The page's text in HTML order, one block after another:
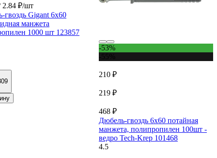
2.84 ₽/шт
гвоздь Gigant 6x60
манжета
1000 шт 123857
-53%
210 ₽
219 ₽
468 ₽
Дюбель-гвоздь 6х60 потайная
манжета, полипропилен 100шт -
ведро Tech-Krep 101468
4.5